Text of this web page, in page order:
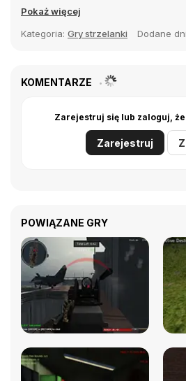
Pokaż więcej
Kategoria: Gry strzelanki Dodane
KOMENTARZE
Zarejestruj się lub zaloguj,
Zarejestruj
POWIĄZANE GRY